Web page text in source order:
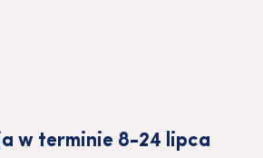
w terminie 8-24 lipca